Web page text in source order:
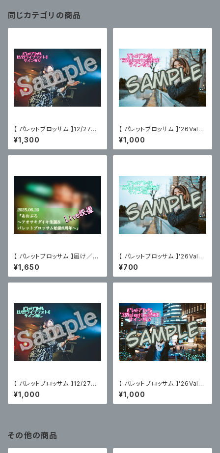
同じカテゴリの商品
【 パレットブロッサム 】12/27主
催ライブフォトC〈サイン有〉
¥1,300
【 パレットブロッサム 】'26Vale
ntine限定ブロマイドC〈サイン
有〉
¥1,000
【 パレットブロッサム 】届け／あ
おぶろ（2025.06.20）限定ブロ
マイド付
¥1,650
【 パレットブロッサム 】'26Vale
ntine限定ブロマイドC〈サイン
無〉
¥700
【 パレットブロッサム 】12/27主
催ライブフォトC〈サイン無〉
¥1,000
【 パレットブロッサム 】'26Vale
ntine限定ブロマイドB〈サイン
有〉
¥1,000
その他の商品